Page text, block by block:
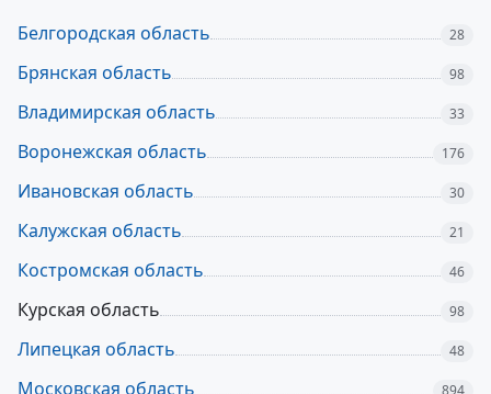
Белгородская область 28
Брянская область 98
Владимирская область 33
Воронежская область 176
Ивановская область 30
Калужская область 21
Костромская область 46
Курская область 98
Липецкая область 48
Московская область 894